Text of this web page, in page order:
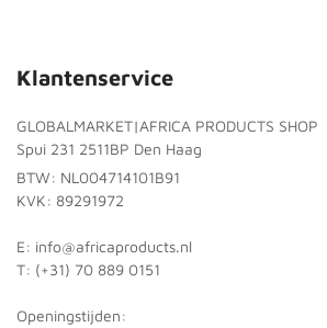
Klantenservice
GLOBALMARKET|AFRICA PRODUCTS SHOP
Spui 231 2511BP Den Haag
BTW: NL004714101B91
KVK: 89291972
E: info@africaproducts.nl
T: (+31) 70 889 0151
Openingstijden: